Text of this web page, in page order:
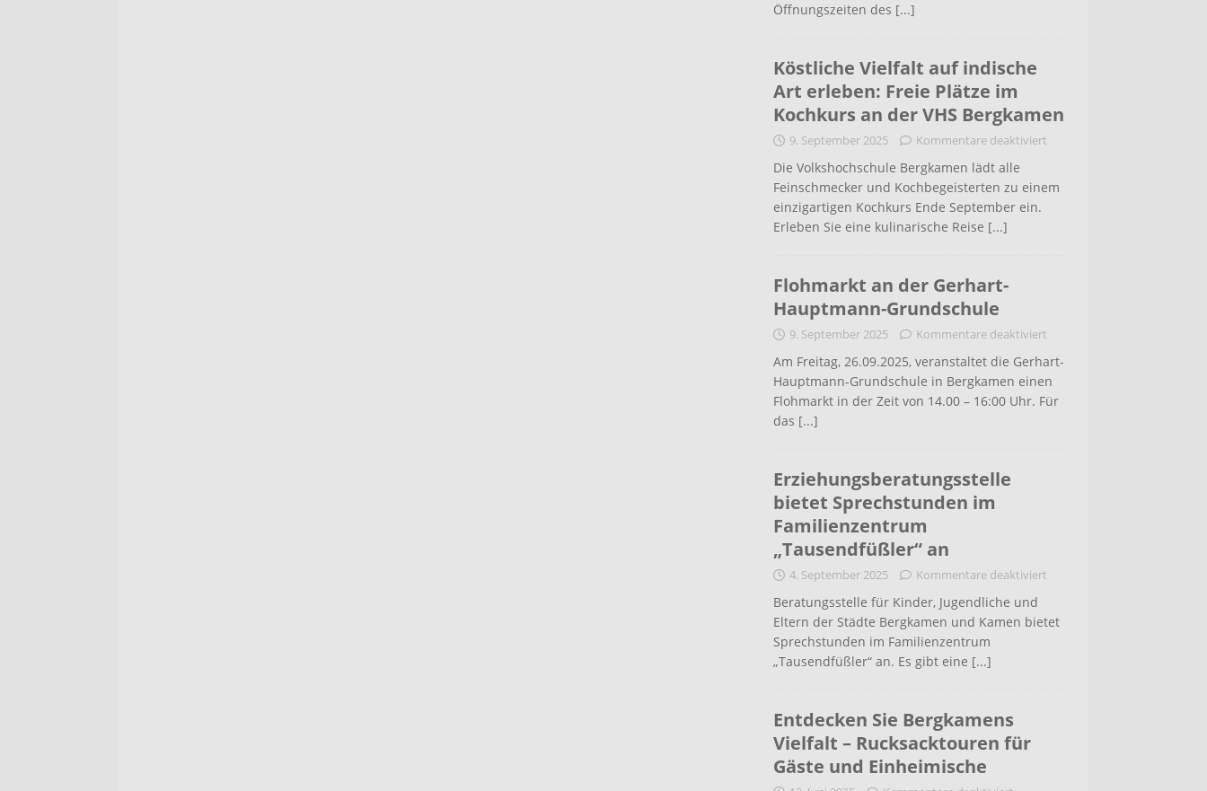
Öffnungszeiten des [...]
Köstliche Vielfalt auf indische
Art erleben: Freie Plätze im
Kochkurs an der VHS Bergkamen
9. September 2025 Kommentare deaktiviert
Die Volkshochschule Bergkamen lädt alle
Feinschmecker und Kochbegeisterten zu einem
einzigartigen Kochkurs Ende September ein.
Erleben Sie eine kulinarische Reise [...]
Flohmarkt an der Gerhart-
Hauptmann-Grundschule
9. September 2025 Kommentare deaktiviert
Am Freitag, 26.09.2025, veranstaltet die Gerhart-
Hauptmann-Grundschule in Bergkamen einen
Flohmarkt in der Zeit von 14.00 – 16:00 Uhr. Für
das [...]
Erziehungsberatungsstelle
bietet Sprechstunden im
Familienzentrum
„Tausendfüßler“ an
4. September 2025 Kommentare deaktiviert
Beratungsstelle für Kinder, Jugendliche und
Eltern der Städte Bergkamen und Kamen bietet
Sprechstunden im Familienzentrum
„Tausendfüßler“ an. Es gibt eine [...]
Entdecken Sie Bergkamens
Vielfalt – Rucksacktouren für
Gäste und Einheimische